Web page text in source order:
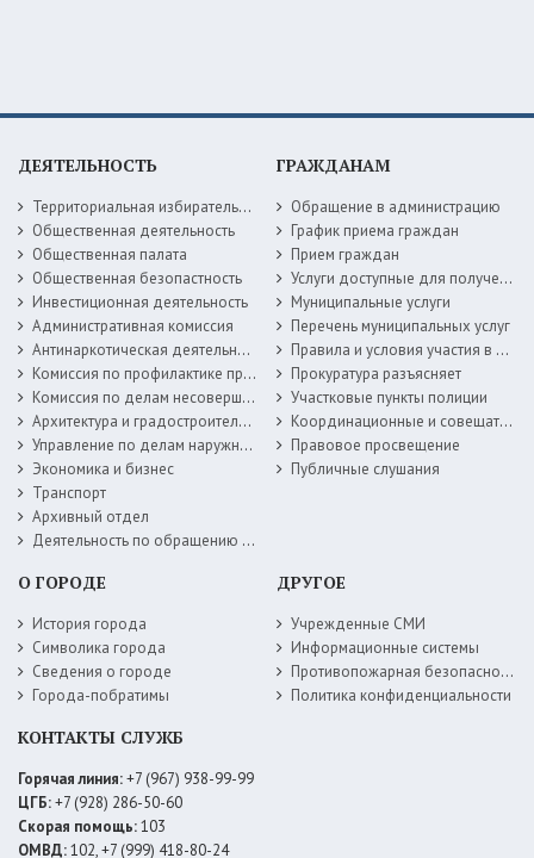
ДЕЯТЕЛЬНОСТЬ
Территориальная избирательная комиссия
Общественная деятельность
Общественная палата
Общественная безопастность
Инвестиционная деятельность
Административная комиссия
Антинаркотическая деятельность
Комиссия по профилактике правонарушений
Комиссия по делам несовершеннолетних
Архитектура и градостроительство
Управление по делам наружной рекламы
Экономика и бизнес
Транспорт
Архивный отдел
Деятельность по обращению с животными без владельцев
ГРАЖДАНАМ
Обращение в администрацию
График приема граждан
Прием граждан
Услуги доступные для получения в электронной форме
Муниципальные услуги
Перечень муниципальных услуг
Правила и условия участия в жилищных программах
Прокуратура разъясняет
Участковые пункты полиции
Координационные и совещательные органы
Правовое просвещение
Публичные слушания
О ГОРОДЕ
История города
Символика города
Сведения о городе
Города-побратимы
ДРУГОЕ
Учрежденные СМИ
Информационные системы
Противопожарная безопасность
Политика конфиденциальности
КОНТАКТЫ СЛУЖБ
Горячая линия:+7 (967) 938-99-99
ЦГБ:+7 (928) 286-50-60
Скорая помощь:103
ОМВД:102, +7 (999) 418-80-24